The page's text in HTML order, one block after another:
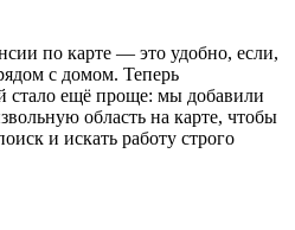
по карте — это удобно, если,
с домом. Теперь
стало ещё проще: мы добавили
область на карте, чтобы
и искать работу строго